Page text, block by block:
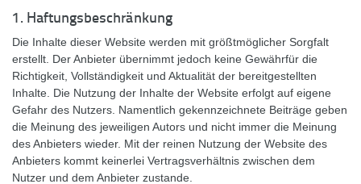
1. Haftungsbeschränkung
Die Inhalte dieser Website werden mit größtmöglicher Sorgfalt
erstellt. Der Anbieter übernimmt jedoch keine Gewährfür die
Richtigkeit, Vollständigkeit und Aktualität der bereitgestellten
Inhalte. Die Nutzung der Inhalte der Website erfolgt auf eigene
Gefahr des Nutzers. Namentlich gekennzeichnete Beiträge geben
die Meinung des jeweiligen Autors und nicht immer die Meinung
des Anbieters wieder. Mit der reinen Nutzung der Website des
Anbieters kommt keinerlei Vertragsverhältnis zwischen dem
Nutzer und dem Anbieter zustande.